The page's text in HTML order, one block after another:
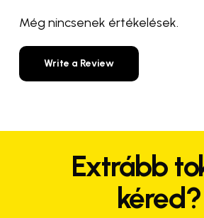
Még nincsenek értékelések.
Write a Review
Extrább
kéred?